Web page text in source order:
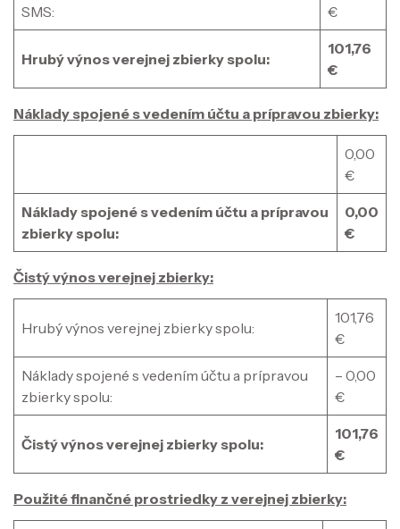
SMS:
€
Hrubý výnos verejnej zbierky spolu:
101,76
€
Náklady spojené s vedením účtu a prípravou zbierky:
0,00
€
Náklady spojené s vedením účtu a prípravou
zbierky spolu:
0,00
€
Čistý výnos verejnej zbierky:
Hrubý výnos verejnej zbierky spolu:
101,76
€
Náklady spojené s vedením účtu a prípravou
zbierky spolu:
– 0,00
€
Čistý výnos verejnej zbierky spolu:
101,76
€
Použité finančné prostriedky z verejnej zbierky: